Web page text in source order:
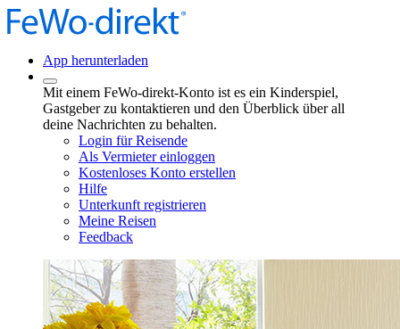
App herunterladen
Mit einem FeWo-direkt-Konto ist es ein Kinderspiel,
Gastgeber zu kontaktieren und den Überblick über all
deine Nachrichten zu behalten.
Login für Reisende
Als Vermieter einloggen
Kostenloses Konto erstellen
Hilfe
Unterkunft registrieren
Meine Reisen
Feedback